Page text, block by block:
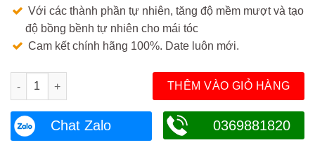
Với các thành phần tự nhiên, tăng độ mềm mượt và tạo
độ bồng bềnh tự nhiên cho mái tóc
Cam kết chính hãng 100%. Date luôn mới.
Gội & Xả Kawa Akari Shampoo & Conditioner từ Rusty Lab số
THÊM VÀO GIỎ HÀNG
Chat Zalo 0369881820